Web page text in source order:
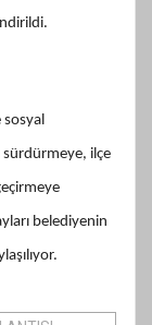
sosyal
sürdürmeye, ilçe
belediyenin